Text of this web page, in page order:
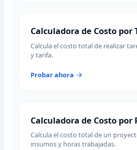
Calculadora de Costo por
Calcula el costo total de realizar
y tarifa.
Probar ahora
Calculadora de Costo por
Calcula el costo total de un
insumos y horas trabajadas.